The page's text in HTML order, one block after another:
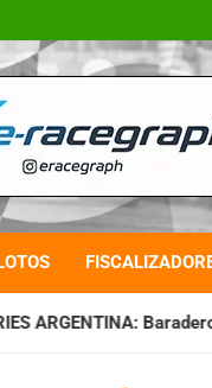
la fecha especial